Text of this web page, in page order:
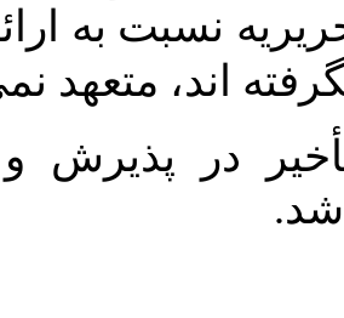
نسبت به
اند، متعهد
در پذیرش
شد.